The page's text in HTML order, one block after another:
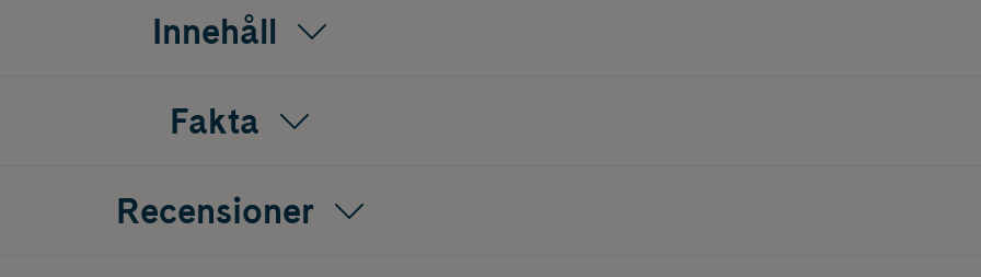
Innehåll
Fakta
Recensioner